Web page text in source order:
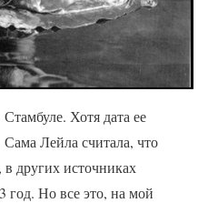
Хотя дата ее
Лейла считала, что
других источниках
год. Но все это, на мой